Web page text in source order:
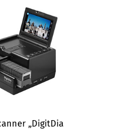
„DigitDia